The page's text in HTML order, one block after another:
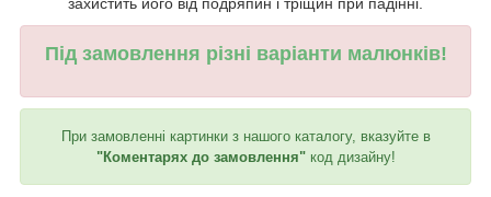
Під замовлення різні варіанти малюнків!
При замовленні картинки з нашого каталогу, вказуйте в
"Коментарях до замовлення"код дизайну!